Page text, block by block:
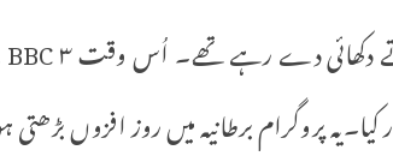
پروگرام برطانیہ میں روز افزوں بڑھتی